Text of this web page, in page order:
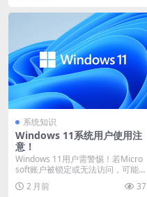
系统知识
Windows 11系统用户使用注
意！
Windows 11用户需警惕！若Micro
soft账户被锁定或无法访问，可能
导...
2 月前 37